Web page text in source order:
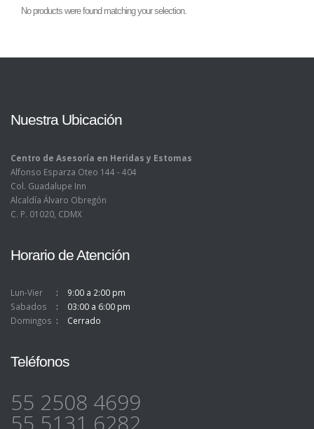
No products were found matching your selection.
Nuestra Ubicación
Centro de Asesoría en Heridas y Estomas
Alfonso Esparza Oteo 144 - 404
Col. Guadalupe Inn
Alcaldía Álvaro Obregón
C. P. 01020, CDMX
Horario de Atención
Lun-Vier
9:00 a 2:00 pm
Sabados
03:00 a 6:00 pm
Domingos
Cerrado
Teléfonos
55 2508 4699
55 5131 6282